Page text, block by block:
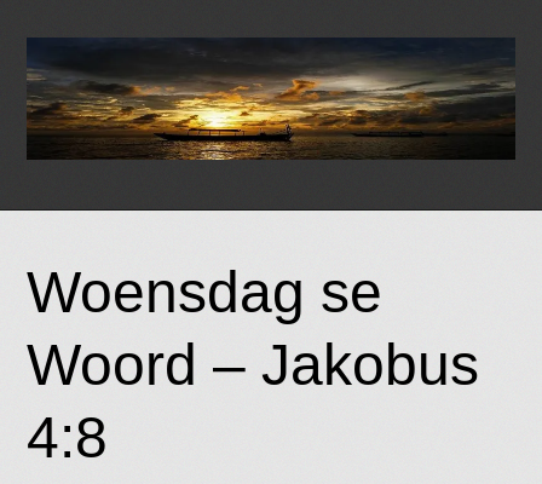
content
Woensdag se
Woord – Jakobus
4:8